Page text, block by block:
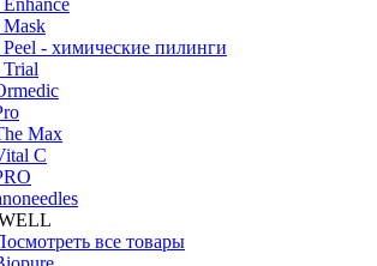
- химические пилинги
Max
C
все товары